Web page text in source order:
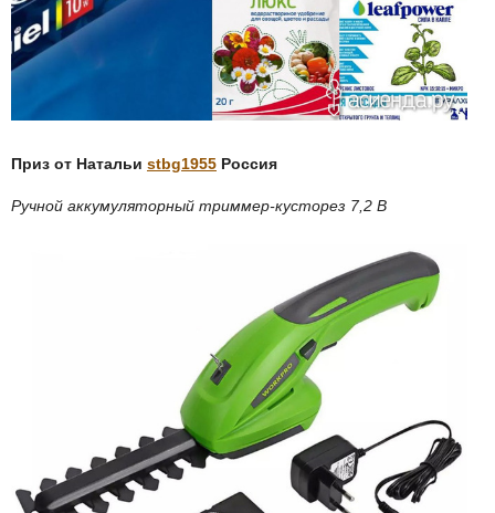
Приз от Натальи stbg1955 Россия
Ручной аккумуляторный триммер-кусторез 7,2 В